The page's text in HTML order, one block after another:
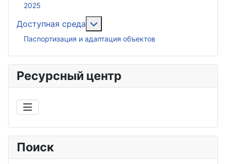
2025
Доступная среда
Паспортизация и адаптация объектов
Ресурсный центр
Поиск